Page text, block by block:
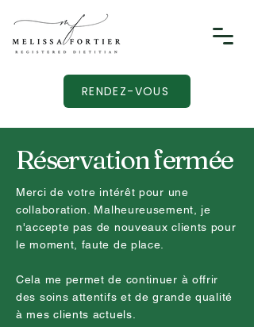
RENDEZ-VOUS
Réservation fermée
Merci de votre intérêt pour une
collaboration. Malheureusement, je
n'accepte pas de nouveaux clients pour
le moment, faute de place.
Cela me permet de continuer à offrir
des soins attentifs et de grande qualité
à mes clients actuels.